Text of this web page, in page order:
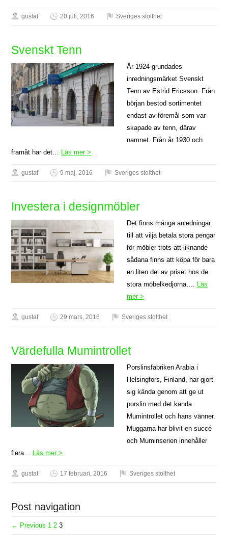
gustaf 20 juli, 2016 Sveriges stolthet
Svenskt Tenn
År 1924 grundades
inredningsmärket Svenskt
Tenn av Estrid Ericsson. Från
början bestod sortimentet
endast av föremål som var
skapade av tenn, därav
namnet. Från år 1930 och
framåt har det… Läs mer >
gustaf 9 maj, 2016 Sveriges stolthet
Investera i designmöbler
Det finns många anledningar
till att vilja betala stora pengar
för möbler trots att liknande
sådana finns att köpa för bara
en liten del av priset hos de
stora möbelkedjorna…. Läs
mer >
gustaf 29 mars, 2016 Sveriges stolthet
Värdefulla Mumintrollet
Porslinsfabriken Arabia i
Helsingfors, Finland, har gjort
sig kända genom att ge ut
porslin med det kända
Mumintrollet och hans vänner.
Muggarna har blivit en succé
och Muminserien innehåller
flera… Läs mer >
gustaf 17 februari, 2016 Sveriges stolthet
Post navigation
← Previous 1 2 3